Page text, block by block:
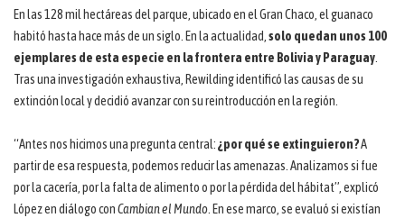
En las 128 mil hectáreas del parque, ubicado en el Gran Chaco, el guanaco
habitó hasta hace más de un siglo. En la actualidad, solo quedan unos 100
ejemplares de esta especie en la frontera entre Bolivia y Paraguay
Tras una investigación exhaustiva, Rewilding identificó las causas de su
extinción local y decidió avanzar con su reintroducción en la región.
“Antes nos hicimos una pregunta central:¿por qué se extinguieron?A
partir de esa respuesta, podemos reducir las amenazas. Analizamos si fue
por la cacería, por la falta de alimento o por la pérdida del hábitat”, explicó
López en diálogo conCambian el Mundo . En ese marco, se evaluó si existían